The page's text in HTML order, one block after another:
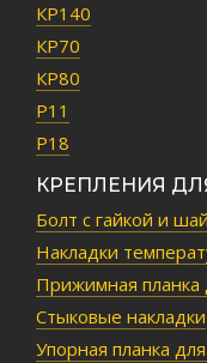
КР140
КР70
КР80
Р11
Р18
КРЕПЛЕНИЯ
Болт с гайкой и
Накладки
Прижимная планка
Стыковые накладки
Упорная планка